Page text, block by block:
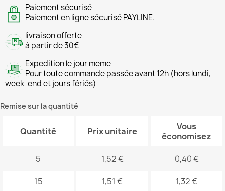
Paiement sécurisé
Paiement en ligne sécurisé PAYLINE.
livraison offerte
à partir de 30€
Expedition le jour meme
Pour toute commande passée avant 12h (hors lundi,
week-end et jours fériés)
Remise sur la quantité
Quantité Prix unitaire
Vous
économisez
5 1,52 € 0,40 €
15 1,51 € 1,32 €